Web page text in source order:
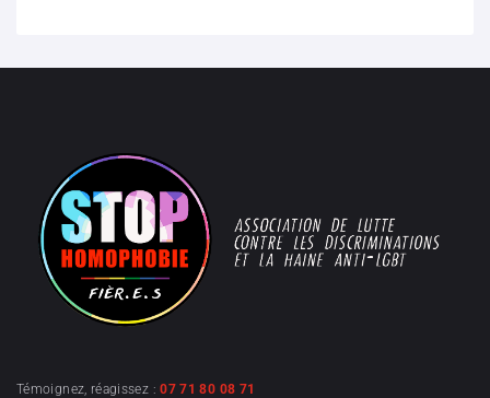
Témoignez, réagissez :07 71 80 08 71